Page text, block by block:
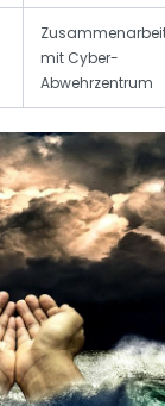
mit Cyber-
Abwehrzentrum